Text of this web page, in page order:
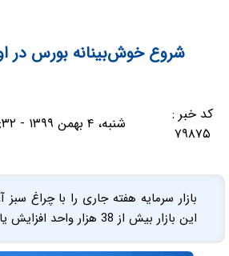
شروع خوش‌بینانه بورس در
کد خبر :
۷۹۸۷۵
شنبه، ۴ بهمن ۱۳۹۹ - ۱۳:۰۹:۳۲
بازار سرمایه هفته جاری را با چراغ
این بازار بیش از 38 هزار واحد افزایش یافت.